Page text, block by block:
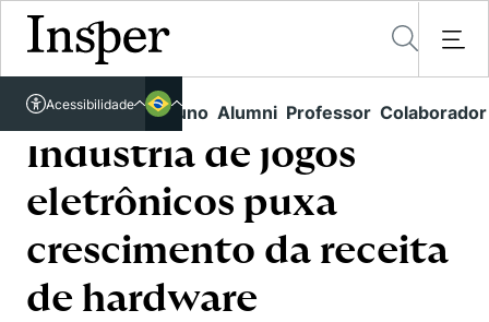
Links rápidos Aluno Alumni Professor Colaborador
Acessibilidade
Acessível em libras
Pós-Graduação
Educação Executiva
Campus
Comunidade Transforme
Missão
Pesquisa
Indústria de jogos
eletrônicos puxa
crescimento da receita
de hardware